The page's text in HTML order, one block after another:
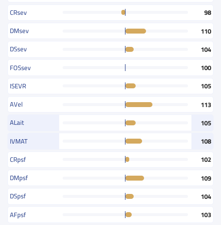
CRsev
98
DMsev
110
DSsev
104
FOSsev
100
ISEVR
105
AVel
113
ALait
105
IVMAT
108
CRpsf
102
DMpsf
109
DSpsf
104
AFpsf
103